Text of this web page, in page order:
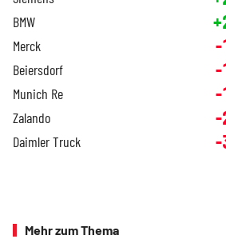
BMW
Merck -
Beiersdorf -
Munich Re -
Zalando -
Daimler Truck -
Mehr zum Thema